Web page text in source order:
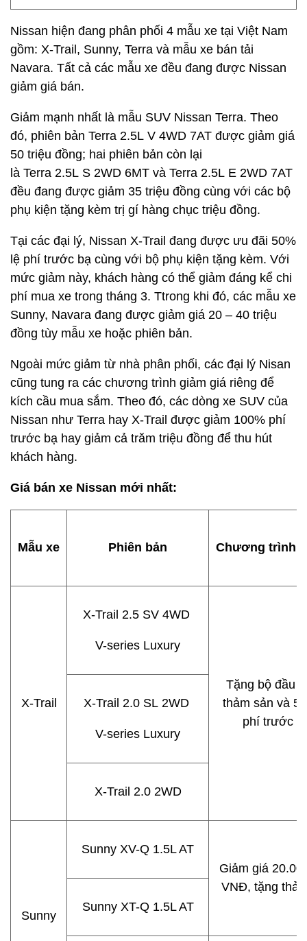
Nissan hiện đang phân phối 4 mẫu xe tại Việt Nam
gồm: X-Trail, Sunny, Terra và mẫu xe bán tải
Navara. Tất cả các mẫu xe đều đang được Nissan
giảm giá bán.
Giảm mạnh nhất là mẫu SUV Nissan Terra. Theo
đó, phiên bản Terra 2.5L V 4WD 7AT được giảm giá
50 triệu đồng; hai phiên bản còn lại
là Terra 2.5L S 2WD 6MT và Terra 2.5L E 2WD 7AT
đều đang được giảm 35 triệu đồng cùng với các bộ
phụ kiện tặng kèm trị gí hàng chục triệu đồng.
Tại các đại lý, Nissan X-Trail đang được ưu đãi 50%
lệ phí trước bạ cùng với bộ phụ kiện tặng kèm. Với
mức giảm này, khách hàng có thể giảm đáng kể chi
phí mua xe trong tháng 3. Ttrong khi đó, các mẫu xe
Sunny, Navara đang được giảm giá 20 – 40 triệu
đồng tùy mẫu xe hoặc phiên bản.
Ngoài mức giảm từ nhà phân phối, các đại lý Nisan
cũng tung ra các chương trình giảm giá riêng để
kích cầu mua sắm. Theo đó, các dòng xe SUV của
Nissan như Terra hay X-Trail được giảm 100% phí
trước bạ hay giảm cả trăm triệu đồng để thu hút
khách hàng.
Giá bán xe Nissan mới nhất:
Mẫu xe Phiên bản Chương trình
X-Trail
X-Trail 2.5 SV 4WD
V-series Luxury
Tặng bộ đầu
thảm sản và
phí trước
X-Trail 2.0 SL 2WD
V-series Luxury
X-Trail 2.0 2WD
Sunny
Sunny XV-Q 1.5L AT
Giảm giá
VNĐ, tặng
Sunny XT-Q 1.5L AT